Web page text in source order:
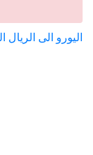
اليورو الى الريال